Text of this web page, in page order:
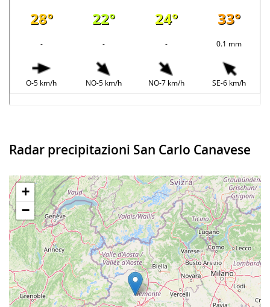
28° 22° 24° 33°
- - - 0.1 mm
O-5 km/h NO-5 km/h NO-7 km/h SE-6 km/h
Radar precipitazioni San Carlo Canavese